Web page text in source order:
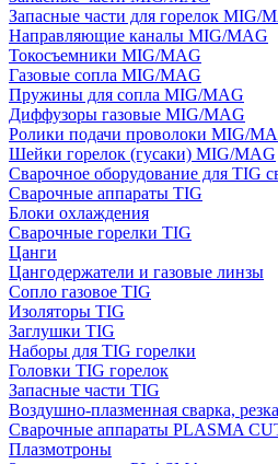
Запасные части для горелок MIG/
Направляющие каналы MIG/MAG
Токосъемники MIG/MAG
Газовые сопла MIG/MAG
Пружины для сопла MIG/MAG
Диффузоры газовые MIG/MAG
Ролики подачи проволоки MIG/
Шейки горелок (гусаки) MIG/MAG
Сварочное оборудование для TIG
Сварочные аппараты TIG
Блоки охлаждения
Сварочные горелки TIG
Цанги
Цангодержатели и газовые линзы
Сопло газовое TIG
Изоляторы TIG
Заглушки TIG
Наборы для TIG горелки
Головки TIG горелок
Запасные части TIG
Воздушно-плазменная сварка,
Сварочные аппараты PLASMA
Плазмотроны